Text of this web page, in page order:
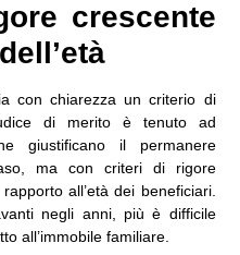
crescente
con chiarezza un criterio di
di merito è tenuto ad
giustificano il permanere
ma con criteri di rigore
all’età dei beneficiari.
negli anni, più è difficile
all’immobile familiare.